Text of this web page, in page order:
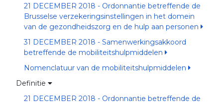
21 DECEMBER 2018 - Ordonnantie betreffende de
Brusselse verzekeringsinstellingen in het domein
van de gezondheidszorg en de hulp aan personen
31 DECEMBER 2018 - Samenwerkingsakkoord
betreffende de mobiliteitshulpmiddelen
Nomenclatuur van de mobiliteitshulpmiddelen
Definitie
21 DECEMBER 2018 - Ordonnantie betreffende de